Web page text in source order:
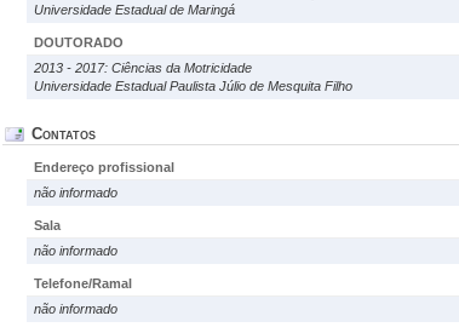
Universidade Estadual de Maringá
DOUTORADO
2013 - 2017: Ciências da Motricidade
Universidade Estadual Paulista Júlio de Mesquita Filho
Contatos
Endereço profissional
não informado
Sala
não informado
Telefone/Ramal
não informado